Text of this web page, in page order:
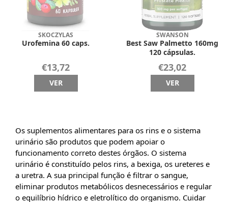
SKOCZYLAS
Urofemina 60 caps.
€13,72
VER
SWANSON
Best Saw Palmetto 160mg
120 cápsulas.
€23,02
VER
Os suplementos alimentares para os rins e o sistema
urinário são produtos que podem apoiar o
funcionamento correto destes órgãos. O sistema
urinário é constituído pelos rins, a bexiga, os ureteres e
a uretra. A sua principal função é filtrar o sangue,
eliminar produtos metabólicos desnecessários e regular
o equilíbrio hídrico e eletrolítico do organismo. Cuidar